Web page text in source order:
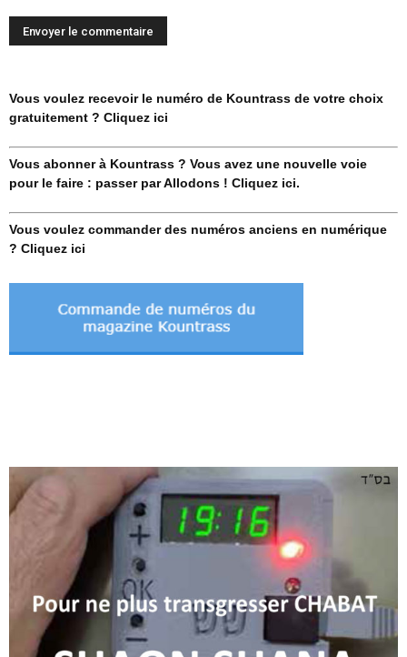
Vous voulez recevoir le numéro de Kountrass de votre choix
gratuitement ? Cliquez ici
Vous abonner à Kountrass ? Vous avez une nouvelle voie
pour le faire : passer par Allodons ! Cliquez ici.
Vous voulez commander des numéros anciens en numérique
? Cliquez ici